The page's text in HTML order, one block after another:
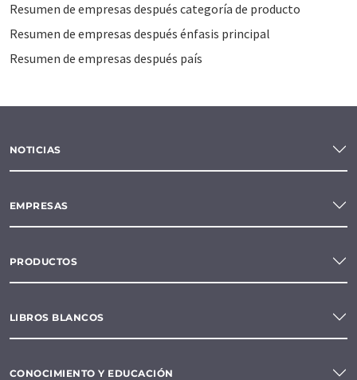
Resumen de empresas después categoría de producto
Resumen de empresas después énfasis principal
Resumen de empresas después país
NOTICIAS
EMPRESAS
PRODUCTOS
LIBROS BLANCOS
CONOCIMIENTO Y EDUCACIÓN